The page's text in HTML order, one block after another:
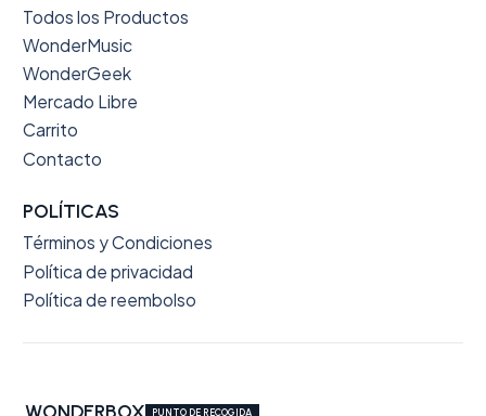
Todos los Productos
WonderMusic
WonderGeek
Mercado Libre
Carrito
Contacto
POLÍTICAS
Términos y Condiciones
Política de privacidad
Política de reembolso
PUNTO DE RECOGIDA